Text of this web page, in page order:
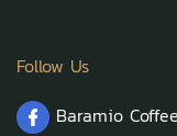
Follow Us
Baramio